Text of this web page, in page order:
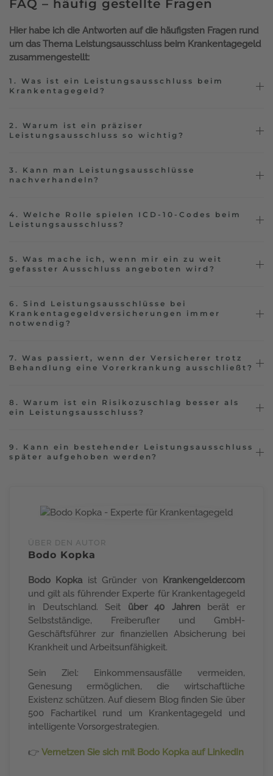
FAQ – häufig gestellte Fragen
Hier habe ich die Antworten auf die häufigsten Fragen rund
um das Thema Leistungsausschluss beim Krankentagegeld
zusammengestellt:
1. Was ist ein Leistungsausschluss beim
Krankentagegeld?
2. Warum ist ein präziser
Leistungsausschluss so wichtig?
3. Kann man Leistungsausschlüsse
nachverhandeln?
4. Welche Rolle spielen ICD-10-Codes beim
Leistungsausschluss?
5. Was mache ich, wenn mir ein zu weit
gefasster Ausschluss angeboten wird?
6. Sind Leistungsausschlüsse bei
Krankentagegeldversicherungen immer
notwendig?
7. Was passiert, wenn der Versicherer trotz
Behandlung eine Vorerkrankung ausschließt?
8. Warum ist ein Risikozuschlag besser als
ein Leistungsausschluss?
9. Kann ein bestehender Leistungsausschluss
später aufgehoben werden?
ÜBER DEN AUTOR
Bodo Kopka
Bodo Kopka ist Gründer von
Krankengelder.com
und gilt als führender Experte für Krankentagegeld
in Deutschland. Seit über 40 Jahrenberät er
Selbstständige, Freiberufler und GmbH-
Geschäftsführer zur finanziellen Absicherung bei
Krankheit und Arbeitsunfähigkeit.
Sein Ziel: Einkommensausfälle vermeiden,
Genesung ermöglichen, die wirtschaftliche
Existenz schützen. Auf diesem Blog finden Sie über
500 Fachartikel rund um Krankentagegeld und
intelligente Vorsorgestrategien.
👉 Vernetzen Sie sich mit Bodo Kopka auf LinkedIn